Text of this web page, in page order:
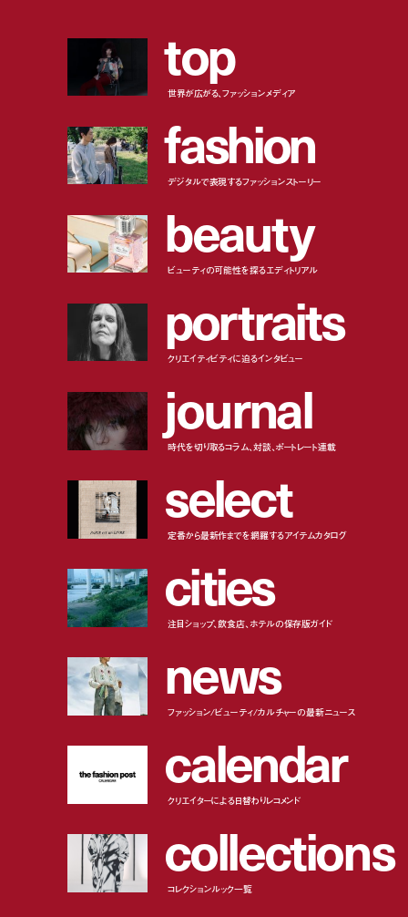
top
世界が広がる、ファッションメディア
fashion
デジタルで表現するファッションストーリー
beauty
ビューティの可能性を探るエディトリアル
portraits
クリエイティビティに迫るインタビュー
journal
時代を切り取るコラム、対談、ポートレート連載
select
定番から最新作までを網羅するアイテムカタログ
cities
注目ショップ、飲食店、ホテルの保存版ガイド
news
ファッション/ビューティ/カルチャーの最新ニュース
calendar
クリエイターによる日替わりレコメンド
collections
コレクションルック一覧